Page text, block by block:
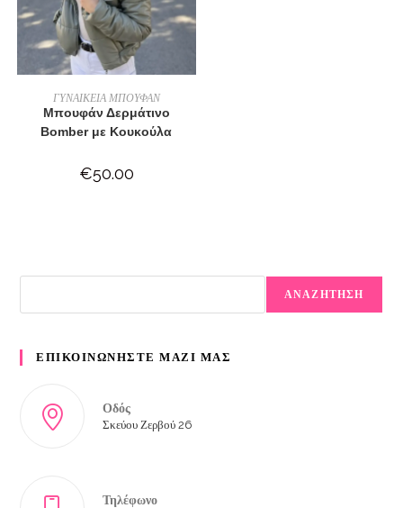
ΕΠΙΛΟΓΉ
ΓΥΝΑΙΚΕΙΑ ΜΠΟΥΦΑΝ
Μπουφάν Δερμάτινο
Bomber με Κουκούλα
€50.00
ΑΝΑΖΗΤΗΣΗ
ΕΠΙΚΟΙΝΩΝΗΣΤΕ ΜΑΖΙ ΜΑΣ
Οδός
Σκεύου Ζερβού 26
Τηλέφωνο